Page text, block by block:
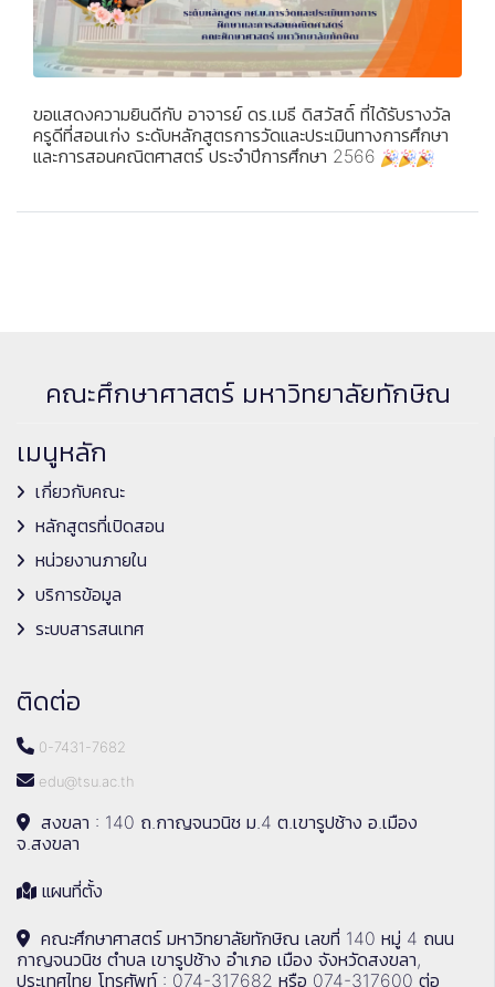
ขอแสดงความยินดีกับ อาจารย์ ดร.เมธี ดิสวัสดิ์ ที่ได้รับรางวัล
ครูดีที่สอนเก่ง ระดับหลักสูตรการวัดและประเมินทางการศึกษา
และการสอนคณิตศาสตร์ ประจำปีการศึกษา 2566
คณะศึกษาศาสตร์ มหาวิทยาลัยทักษิณ
เมนูหลัก
เกี่ยวกับคณะ
หลักสูตรที่เปิดสอน
หน่วยงานภายใน
บริการข้อมูล
ระบบสารสนเทศ
ติดต่อ
0-7431-7682
edu@tsu.ac.th
สงขลา : 140 ถ.กาญจนวนิช ม.4 ต.เขารูปช้าง อ.เมือง
จ.สงขลา
แผนที่ตั้ง
คณะศึกษาศาสตร์ มหาวิทยาลัยทักษิณ เลขที่ 140 หมู่ 4 ถนน
กาญจนวนิช ตำบล เขารูปช้าง อำเภอ เมือง จังหวัดสงขลา,
ประเทศไทย โทรศัพท์ : 074-317682 หรือ 074-317600 ต่อ